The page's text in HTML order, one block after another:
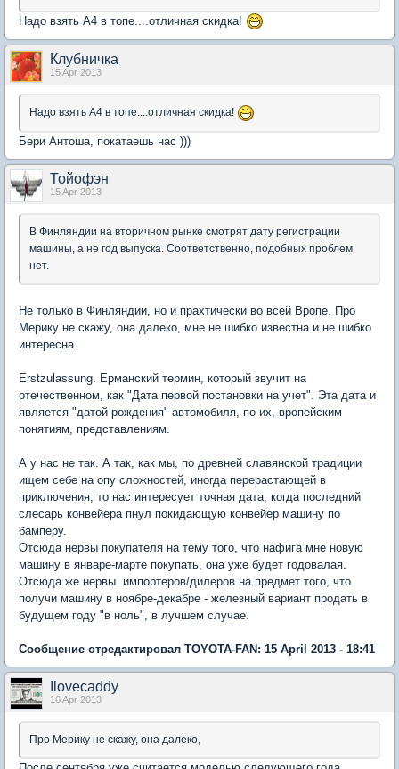
Надо взять А4 в топе....отличная скидка!
Клубничка
15 Apr 2013
Надо взять А4 в топе....отличная скидка!
Бери Антоша, покатаешь нас )))
Тойофэн
15 Apr 2013
В Финляндии на вторичном рынке смотрят дату регистрации
машины, а не год выпуска. Соответственно, подобных проблем
нет.
Не только в Финляндии, но и прахтически во всей Вропе. Про
Мерику не скажу, она далеко, мне не шибко известна и не шибко
интересна.
Erstzulassung. Ерманский термин, который звучит на
отечественном, как "Дата первой постановки на учет". Эта дата и
является "датой рождения" автомобиля, по их, вропейским
понятиям, представлениям.
А у нас не так. А так, как мы, по древней славянской традиции
ищем себе на опу сложностей, иногда перерастающей в
приключения, то нас интересует точная дата, когда последний
слесарь конвейера пнул покидающую конвейер машину по
бамперу.
Отсюда нервы покупателя на тему того, что нафига мне новую
машину в январе-марте покупать, она уже будет годовалая.
Отсюда же нервы импортеров/дилеров на предмет того, что
получи машину в ноябре-декабре - железный вариант продать в
будущем году "в ноль", в лучшем случае.
Сообщение отредактировал TOYOTA-FAN: 15 April 2013 - 18:41
Ilovecaddy
16 Apr 2013
Про Мерику не скажу, она далеко,